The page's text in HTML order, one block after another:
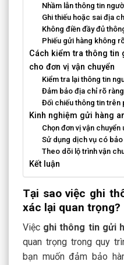
Nhầm lẫn thông tin
Ghi thiếu hoặc sai địa
Không điền đầy đủ
Phiếu gửi hàng không
Cách kiểm tra thông
cho đơn vị vận chuyển
Kiểm tra lại thông tin
Đảm bảo địa chỉ rõ
Đối chiếu thông tin trên
Kinh nghiệm gửi hàng
Chọn đơn vị vận chuyển
Sử dụng dịch vụ có bảo
Theo dõi lộ trình vận
Kết luận
Tại sao việc ghi
xác lại quan trọng?
Việc ghi thông tin gửi
quan trọng trong quy
bạn muốn đảm bảo